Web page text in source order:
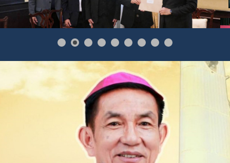
📌 สภาการศึกษาคาทอลิกฯ เข้าพบรัฐมนตรีว่าการกระทรวงศึกษาธิการ
เรียนเชิญปาฐกถาพิเศษในการประชุมสัมมนาประจำปี 2569